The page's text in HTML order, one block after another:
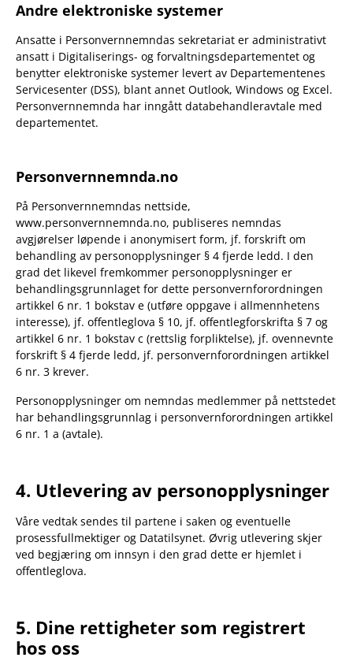
Andre elektroniske systemer
Ansatte i Personvernnemndas sekretariat er administrativt
ansatt i Digitaliserings- og forvaltningsdepartementet og
benytter elektroniske systemer levert av Departementenes
Servicesenter (DSS), blant annet Outlook, Windows og Excel.
Personvernnemnda har inngått databehandleravtale med
departementet.
Personvernnemnda.no
På Personvernnemndas nettside,
www.personvernnemnda.no, publiseres nemndas
avgjørelser løpende i anonymisert form, jf. forskrift om
behandling av personopplysninger § 4 fjerde ledd. I den
grad det likevel fremkommer personopplysninger er
behandlingsgrunnlaget for dette personvernforordningen
artikkel 6 nr. 1 bokstav e (utføre oppgave i allmennhetens
interesse), jf. offentleglova § 10, jf. offentlegforskrifta § 7 og
artikkel 6 nr. 1 bokstav c (rettslig forpliktelse), jf. ovennevnte
forskrift § 4 fjerde ledd, jf. personvernforordningen artikkel
6 nr. 3 krever.
Personopplysninger om nemndas medlemmer på nettstedet
har behandlingsgrunnlag i personvernforordningen artikkel
6 nr. 1 a (avtale).
4. Utlevering av personopplysninger
Våre vedtak sendes til partene i saken og eventuelle
prosessfullmektiger og Datatilsynet. Øvrig utlevering skjer
ved begjæring om innsyn i den grad dette er hjemlet i
offentleglova.
5. Dine rettigheter som registrert
hos oss